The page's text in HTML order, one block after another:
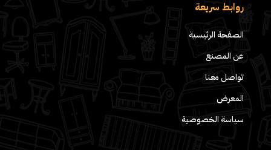
روابط سريعة
الصفحة الرئيسية
عن المصنع
تواصل معنا
المعرض
سياسة الخصوصية